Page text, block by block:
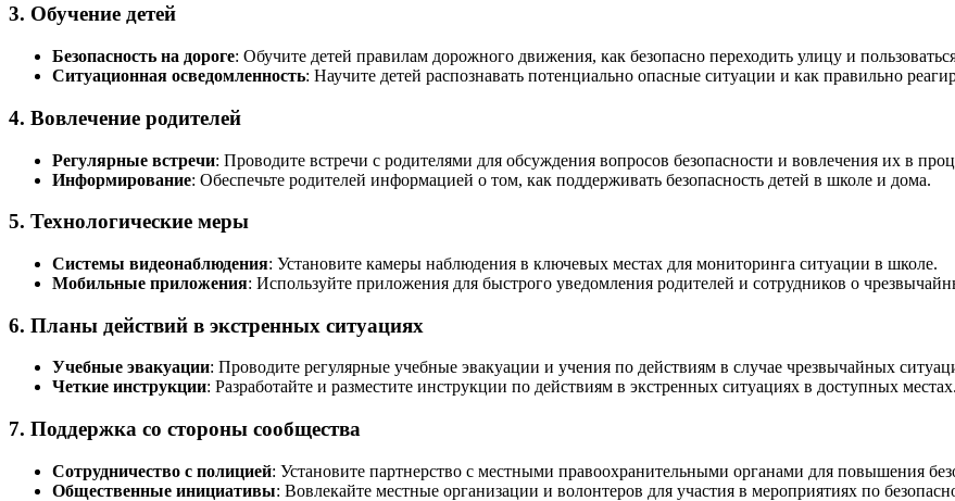
3. Обучение детей
Безопасность на дороге: Обучите детей правилам дорожного движения, как безопасно переходить улицу и
Ситуационная осведомленность: Научите детей распознавать потенциально опасные ситуации и как правильно
4. Вовлечение родителей
Регулярные встречи: Проводите встречи с родителями для обсуждения вопросов безопасности и вовлечения их в
Информирование: Обеспечьте родителей информацией о том, как поддерживать безопасность детей в школе и дома.
5. Технологические меры
Системы видеонаблюдения: Установите камеры наблюдения в ключевых местах для мониторинга ситуации в школе.
Мобильные приложения: Используйте приложения для быстрого уведомления родителей и сотрудников о
6. Планы действий в экстренных ситуациях
Учебные эвакуации: Проводите регулярные учебные эвакуации и учения по действиям в случае чрезвычайных
Четкие инструкции: Разработайте и разместите инструкции по действиям в экстренных ситуациях в доступных местах.
7. Поддержка со стороны сообщества
Сотрудничество с полицией: Установите партнерство с местными правоохранительными органами для повышения
Общественные инициативы: Вовлекайте местные организации и волонтеров для участия в мероприятиях по